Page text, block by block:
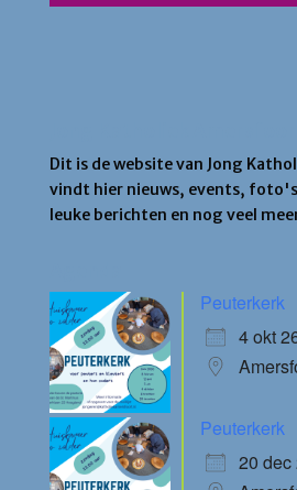
Dit is de website van Jong
vindt hier nieuws, events,
leuke berichten en nog veel
Peuterkerk
4 okt
Peuterkerk
20 dec